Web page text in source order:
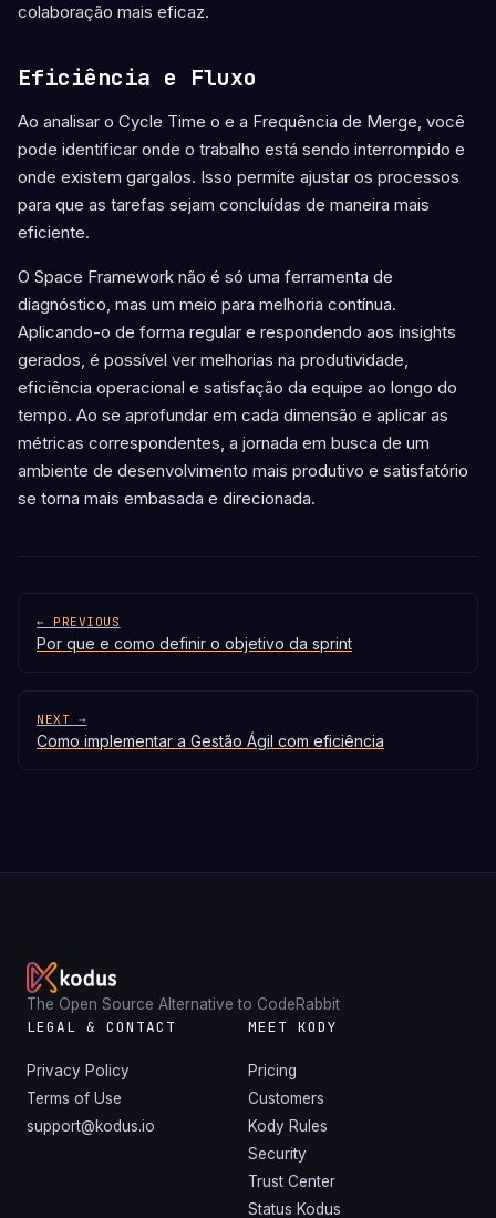
colaboração mais eficaz.
Eficiência e Fluxo
Ao analisar o Cycle Time o e a Frequência de Merge, você
pode identificar onde o trabalho está sendo interrompido e
onde existem gargalos. Isso permite ajustar os processos
para que as tarefas sejam concluídas de maneira mais
eficiente.
O Space Framework não é só uma ferramenta de
diagnóstico, mas um meio para melhoria contínua.
Aplicando-o de forma regular e respondendo aos insights
gerados, é possível ver melhorias na produtividade,
eficiência operacional e satisfação da equipe ao longo do
tempo. Ao se aprofundar em cada dimensão e aplicar as
métricas correspondentes, a jornada em busca de um
ambiente de desenvolvimento mais produtivo e satisfatório
se torna mais embasada e direcionada.
← PREVIOUS
Por que e como definir o objetivo da sprint
NEXT →
Como implementar a Gestão Ágil com eficiência
The Open Source Alternative to CodeRabbit
LEGAL & CONTACT
Privacy Policy
Terms of Use
support@kodus.io
MEET KODY
Pricing
Customers
Kody Rules
Security
Trust Center
Status Kodus